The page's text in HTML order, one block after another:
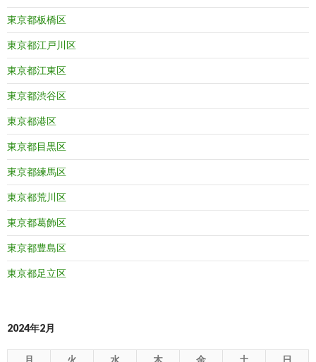
東京都板橋区
東京都江戸川区
東京都江東区
東京都渋谷区
東京都港区
東京都目黒区
東京都練馬区
東京都荒川区
東京都葛飾区
東京都豊島区
東京都足立区
2024年2月
月 火 水 木 金 土 日